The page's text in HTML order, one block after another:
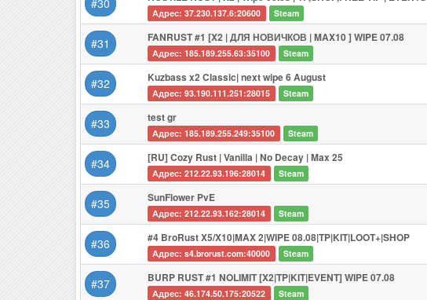
#30
Адрес: 37.230.137.6:20600 Steam
#31 FANRUST #1 [X2 | ДЛЯ НОВИЧКОВ | MAX10 ] WIPE 07.08
Адрес: 185.189.255.63:35100 Steam
#32 Kuzbass x2 Classic| next wipe 6 August
Адрес: 93.190.111.251:28015 Steam
#33 test gr
Адрес: 185.189.255.249:35100 Steam
#34 [RU] Cozy Rust | Vanilla | No Decay | Max 25
Адрес: 212.22.93.196:28014 Steam
#35 SunFlower PvE
Адрес: 212.22.93.162:28014 Steam
#36 #4 BroRust X5/X10|MAX 2|WIPE 08.08|TP|KIT|LOOT+|SHOP
Адрес: s4.brorust.com:40000 Steam
#37 BURP RUST #1 NOLIMIT [X2|TP|KIT|EVENT] WIPE 07.08
Адрес: 46.174.50.175:20522 Steam